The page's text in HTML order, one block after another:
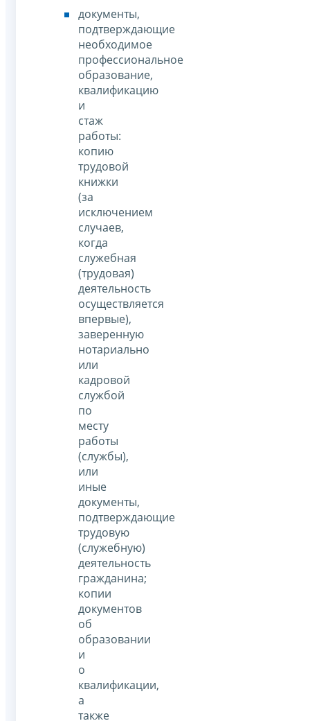
документы,
подтверждающие
необходимое
профессиональное
образование,
квалификацию
и
стаж
работы:
копию
трудовой
книжки
(за
исключением
случаев,
когда
служебная
(трудовая)
деятельность
осуществляется
впервые),
заверенную
нотариально
или
кадровой
службой
по
месту
работы
(службы),
или
иные
документы,
подтверждающие
трудовую
(служебную)
деятельность
гражданина;
копии
документов
об
образовании
и
о
квалификации,
а
также